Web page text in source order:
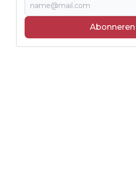
Abonneren